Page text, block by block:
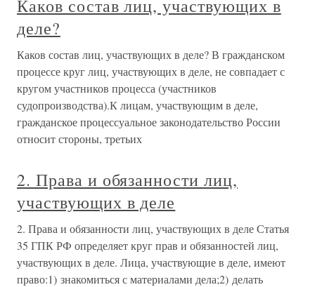
Каков состав лиц, участвующих в
деле?
Каков состав лиц, участвующих в деле? В гражданском
процессе круг лиц, участвующих в деле, не совпадает с
кругом участников процесса (участников
судопроизводства).К лицам, участвующим в деле,
гражданское процессуальное законодательство России
относит стороны, третьих
2. Права и обязанности лиц,
участвующих в деле
2. Права и обязанности лиц, участвующих в деле Статья
35 ГПК РФ определяет круг прав и обязанностей лиц,
участвующих в деле. Лица, участвующие в деле, имеют
право:1) знакомиться с материалами дела;2) делать